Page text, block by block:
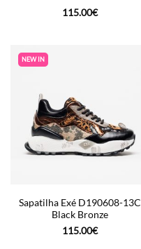
115.00€
NEW IN
Sapatilha Exé D190608-13C
Black Bronze
115.00€